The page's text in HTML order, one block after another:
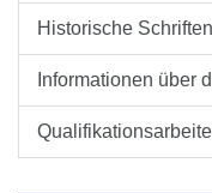
Historische
Informationen über